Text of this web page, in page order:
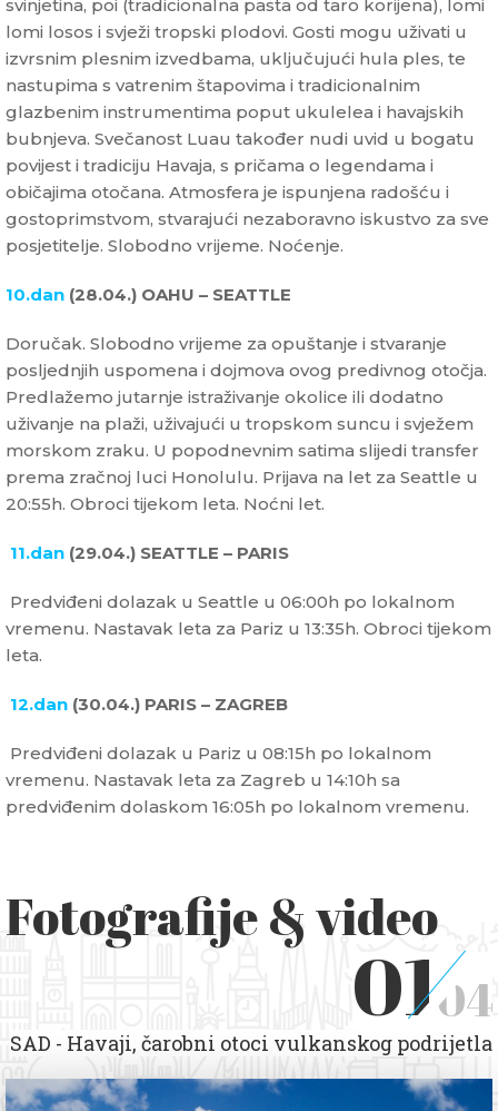
svinjetina, poi (tradicionalna pasta od taro korijena), lomi
lomi losos i svježi tropski plodovi. Gosti mogu uživati u
izvrsnim plesnim izvedbama, uključujući hula ples, te
nastupima s vatrenim štapovima i tradicionalnim
glazbenim instrumentima poput ukulelea i havajskih
bubnjeva. Svečanost Luau također nudi uvid u bogatu
povijest i tradiciju Havaja, s pričama o legendama i
običajima otočana. Atmosfera je ispunjena radošću i
gostoprimstvom, stvarajući nezaboravno iskustvo za sve
posjetitelje. Slobodno vrijeme. Noćenje.
10.dan (28.04.) OAHU – SEATTLE
Doručak. Slobodno vrijeme za opuštanje i stvaranje
posljednjih uspomena i dojmova ovog predivnog otočja.
Predlažemo jutarnje istraživanje okolice ili dodatno
uživanje na plaži, uživajući u tropskom suncu i svježem
morskom zraku. U popodnevnim satima slijedi transfer
prema zračnoj luci Honolulu. Prijava na let za Seattle u
20:55h. Obroci tijekom leta. Noćni let.
11.dan (29.04.) SEATTLE – PARIS
Predviđeni dolazak u Seattle u 06:00h po lokalnom
vremenu. Nastavak leta za Pariz u 13:35h. Obroci tijekom
leta.
12.dan (30.04.) PARIS – ZAGREB
Predviđeni dolazak u Pariz u 08:15h po lokalnom
vremenu. Nastavak leta za Zagreb u 14:10h sa
predviđenim dolaskom 16:05h po lokalnom vremenu.
Fotografije & video
0104
SAD - Havaji, čarobni otoci vulkanskog podrijetla